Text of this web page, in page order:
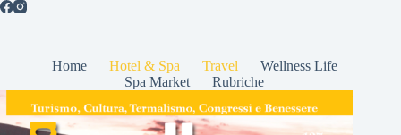
Home Hotel & Spa Travel
Wellness Life
Spa Market
Rubriche